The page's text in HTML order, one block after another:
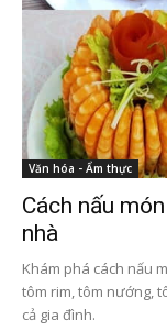
Văn hóa - Ẩm thực
Cách nấu
nhà
Khám phá cách nấu
tôm rim, tôm nướng,
cả gia đình.